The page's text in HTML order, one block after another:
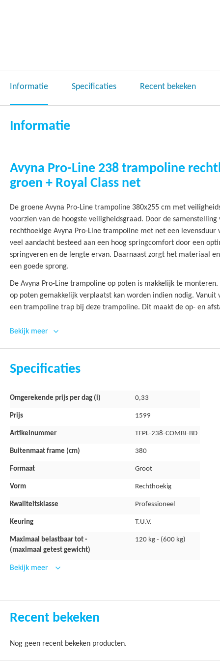
Informatie Specificaties Recent bekeken
Informatie
Avyna Pro-Line 238 trampoline
groen + Royal Class net
De groene Avyna Pro-Line trampoline 380x255 cm met
voorzien van de hoogste veiligheidsgraad. Door de
rechthoekige Avyna Pro-Line trampoline met net een
veel aandacht besteed aan een hoog springcomfort door een
springveren en de lengte ervan. Daarnaast zorgt het materiaal
een goede sprong.
De Avyna Pro-Line trampoline op poten is makkelijk te
op poten gemakkelijk verplaatst kan worden indien nodig.
een trampoline trap bij deze trampoline. Dit maakt de op- en
Voor optimale veiligheid, wordt de Avyna Pro-Line 380x255 cm
net voldoet aan alle Europese veiligheidsnormen. Evenals de
overlappende toegang ervoor dat het net in zijn geheel gesloten
Trampoline rand
Hoogwaardig randkussen voor optimale veiligheid
De waterafstotende rand is gemaakt van PVC met een dikte
De vulling bestaat uit zogenoemde closed cell foam van 2,5 cm
De trampoline rand is 40 cm breed om de trampoline veren
Extra sterk springdoek gemaakt van permatron
Voorzien van stalen bevestigingshaken met een kunststof
Makkelijke montage en stevige basis
Veren
Bekijk meer
Specificaties
Meer
Omgerekende prijs per dag (i) 0,33
Prijs 1599
Artikelnummer TEPL-238-COMBI-BD
Buitenmaat frame (cm) 380
Formaat Groot
Vorm Rechthoekig
Kwaliteitsklasse Professioneel
Keuring T.U.V.
Maximaal belastbaar tot -
(maximaal getest gewicht)
120 kg - (600 kg)
Bekijk meer
Recent bekeken
Nog geen recent bekeken producten.